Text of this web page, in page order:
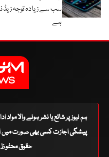
سب سے زیادہ توجہ زیڈ
ہے
ہم نیوز پر شائع یا نشر ہونے والا
پیشگی اجازت کسی بھی صورت میں
حقوق محفوظ